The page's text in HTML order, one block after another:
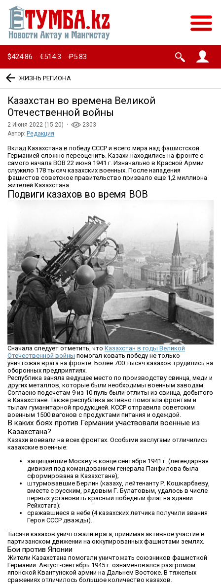
$424.86 · €514.3 · ₽5.83
ЖИЗНЬ РЕГИОНА
Казахстан во времена Великой
Отечественной войны
2 Июня 2022 (15:20) ·
2303
Автор: Редакция
Вклад Казахстана в победу СССР и всего мира над фашистской
Германией сложно переоценить. Казахи находились на фронте с
самого начала ВОВ 22 июня 1941 г. Изначально в Красной Армии
служило 178 тысяч казахских военных. После нападения
фашистов советское правительство призвало еще 1,2 миллиона
жителей Казахстана.
Подвиги казахов во время ВОВ
Сначала следует отметить, что Казахстан в годы Великой
Отечественной войны помогал ковать победу не только
уничтожая врага на фронте. Более 700 тысяч казахов трудились на
оборонных предприятиях.
Республика заняла ведущее место по производству свинца, меди и
других металлов, которые были необходимы военным заводам.
Согласно подсчетам 9 из 10 пуль были отлиты из свинца, добытого
в Казахстане. Также республика активно помогала фронтам и
тылам гуманитарной продукцией. КССР отправила советским
военным 1500 вагонов с продуктами питания и одеждой.
В каких боях против Германии участвовали военные из
Казахстана?
Казахи воевали на всех фронтах. Особыми заслугами отличились
казахские военные:
защищавшие Москву в конце сентября 1941 г. (легендарная
дивизия под командованием генерала Панфилова была
сформирована в Казахстане);
штурмовавшие Берлин (казаху, лейтенанту Р. Кошкарбаеву,
вместе с русским, рядовым Г. Булатовым, удалось в числе
первых установить красный победный флаг на здании
Рейхстага);
сражавшиеся в небе (4 казахских летчика получили звания
Героя СССР дважды).
Тысячи казахов уничтожали врага, принимая активное участие в
партизанском движении на оккупированных фашистами землях.
Бои против Японии
Жители Казахстана помогали уничтожать союзников фашисткой
Германии. Август-сентябрь 1945 г. ознаменовался разгромом
японской Квантунской армии на Дальнем Востоке. В тяжелых
сражениях отличилось большое количество казахов.